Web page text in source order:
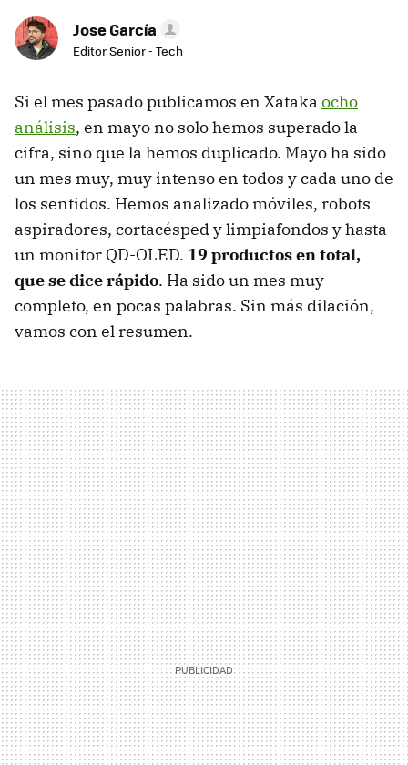
Jose García
Editor Senior - Tech
Si el mes pasado publicamos en Xataka ocho
análisis, en mayo no solo hemos superado la
cifra, sino que la hemos duplicado. Mayo ha sido
un mes muy, muy intenso en todos y cada uno de
los sentidos. Hemos analizado móviles, robots
aspiradores, cortacésped y limpiafondos y hasta
un monitor QD-OLED. 19 productos en total,
que se dice rápido. Ha sido un mes muy
completo, en pocas palabras. Sin más dilación,
vamos con el resumen.